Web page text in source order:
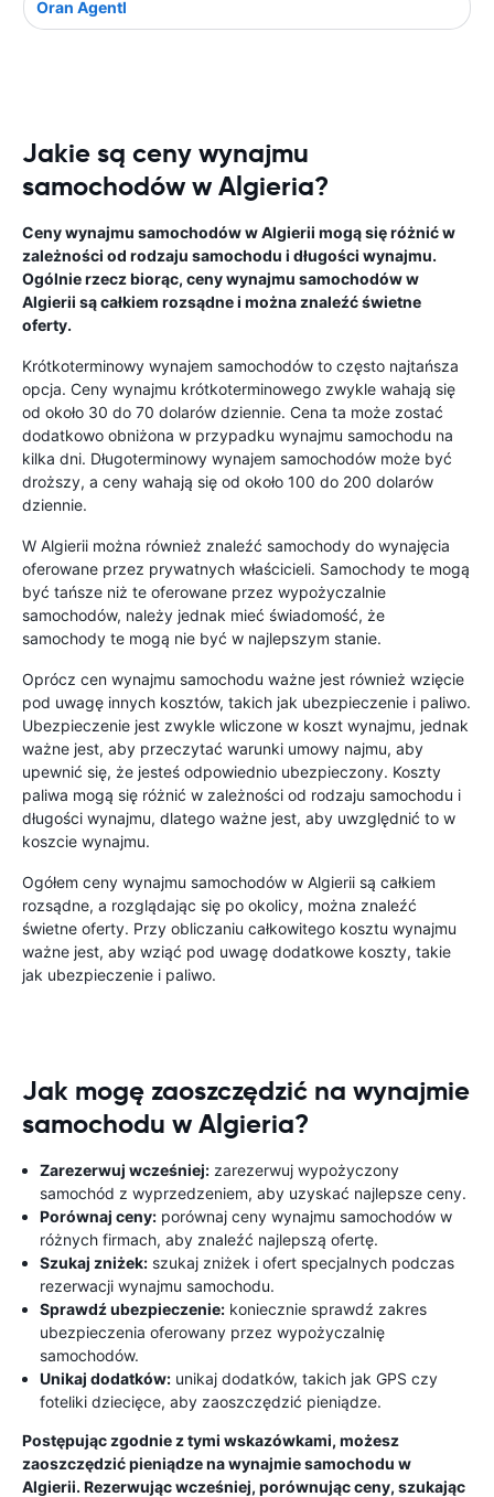
Oran Agentl
Jakie są ceny wynajmu
samochodów w Algieria?
Ceny wynajmu samochodów w Algierii mogą się różnić w
zależności od rodzaju samochodu i długości wynajmu.
Ogólnie rzecz biorąc, ceny wynajmu samochodów w
Algierii są całkiem rozsądne i można znaleźć świetne
oferty.
Krótkoterminowy wynajem samochodów to często najtańsza
opcja. Ceny wynajmu krótkoterminowego zwykle wahają się
od około 30 do 70 dolarów dziennie. Cena ta może zostać
dodatkowo obniżona w przypadku wynajmu samochodu na
kilka dni. Długoterminowy wynajem samochodów może być
droższy, a ceny wahają się od około 100 do 200 dolarów
dziennie.
W Algierii można również znaleźć samochody do wynajęcia
oferowane przez prywatnych właścicieli. Samochody te mogą
być tańsze niż te oferowane przez wypożyczalnie
samochodów, należy jednak mieć świadomość, że
samochody te mogą nie być w najlepszym stanie.
Oprócz cen wynajmu samochodu ważne jest również wzięcie
pod uwagę innych kosztów, takich jak ubezpieczenie i paliwo.
Ubezpieczenie jest zwykle wliczone w koszt wynajmu, jednak
ważne jest, aby przeczytać warunki umowy najmu, aby
upewnić się, że jesteś odpowiednio ubezpieczony. Koszty
paliwa mogą się różnić w zależności od rodzaju samochodu i
długości wynajmu, dlatego ważne jest, aby uwzględnić to w
koszcie wynajmu.
Ogółem ceny wynajmu samochodów w Algierii są całkiem
rozsądne, a rozglądając się po okolicy, można znaleźć
świetne oferty. Przy obliczaniu całkowitego kosztu wynajmu
ważne jest, aby wziąć pod uwagę dodatkowe koszty, takie
jak ubezpieczenie i paliwo.
Jak mogę zaoszczędzić na wynajmie
samochodu w Algieria?
Zarezerwuj wcześniej: zarezerwuj wypożyczony
samochód z wyprzedzeniem, aby uzyskać najlepsze ceny.
Porównaj ceny: porównaj ceny wynajmu samochodów w
różnych firmach, aby znaleźć najlepszą ofertę.
Szukaj zniżek: szukaj zniżek i ofert specjalnych podczas
rezerwacji wynajmu samochodu.
Sprawdź ubezpieczenie: koniecznie sprawdź zakres
ubezpieczenia oferowany przez wypożyczalnię
samochodów.
Unikaj dodatków: unikaj dodatków, takich jak GPS czy
foteliki dziecięce, aby zaoszczędzić pieniądze.
Postępując zgodnie z tymi wskazówkami, możesz
zaoszczędzić pieniądze na wynajmie samochodu w
Algierii. Rezerwując wcześniej, porównując ceny, szukając